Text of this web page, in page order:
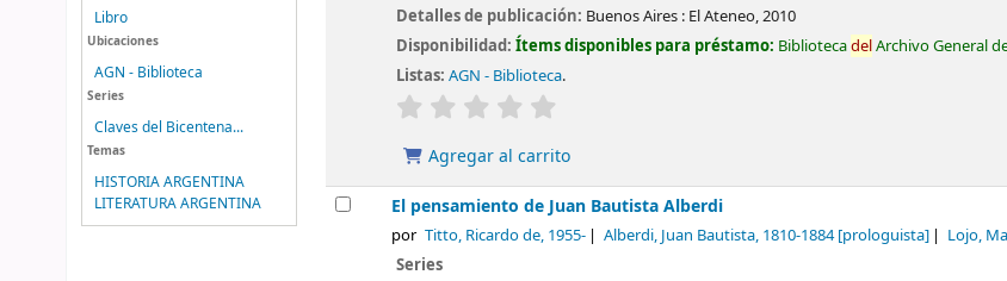
Libro
Ubicaciones
AGN - Biblioteca
Series
Claves del Bicentena...
Temas
HISTORIA ARGENTINA
LITERATURA ARGENTINA
Detalles de publicación: Buenos Aires : El Ateneo,2010
Disponibilidad:Ítems disponibles para préstamo: BibliotecadelArchivo General
Listas: AGN - Biblioteca.
valoración
Agregar al carrito
El pensamiento de Juan Bautista Alberdi
por Titto, Ricardo de, 1955- Alberdi, Juan Bautista, 1810-1884[prologuista] Lojo,
Series